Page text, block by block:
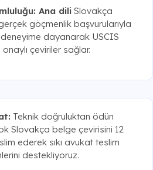
Ana dili Slovakça
göçmenlik başvurularıyla
dayanarak USCIS
onaylı çeviriler sağlar.
Teknik doğruluktan ödün
Slovakça belge çevirisini 12
ederek sıkı avukat teslim
destekliyoruz.